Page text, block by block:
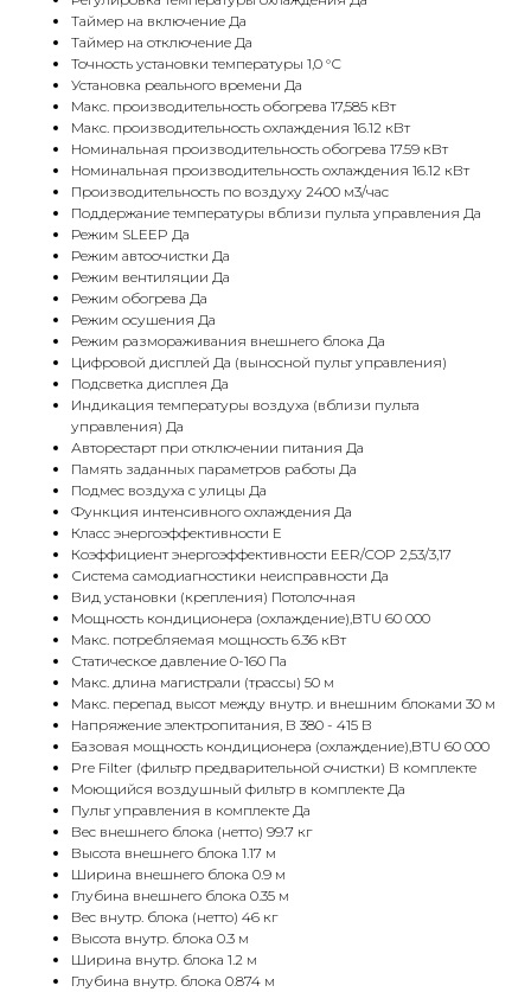
Таймер на включение Да
Таймер на отключение Да
Точность установки температуры 1,0 °С
Установка реального времени Да
Макс. производительность обогрева 17,585 кВт
Макс. производительность охлаждения 16.12 кВт
Номинальная производительность обогрева 17.59 кВт
Номинальная производительность охлаждения 16.12 кВт
Производительность по воздуху 2400 м3/час
Поддержание температуры вблизи пульта управления Да
Режим SLEEP Да
Режим автоочистки Да
Режим вентиляции Да
Режим обогрева Да
Режим осушения Да
Режим размораживания внешнего блока Да
Цифровой дисплей Да (выносной пульт управления)
Подсветка дисплея Да
Индикация температуры воздуха (вблизи пульта
управления) Да
Авторестарт при отключении питания Да
Память заданных параметров работы Да
Подмес воздуха с улицы Да
Функция интенсивного охлаждения Да
Класс энергоэффективности E
Коэффициент энергоэффективности EER/COP 2,53/3,17
Система самодиагностики неисправности Да
Вид установки (крепления) Потолочная
Мощность кондиционера (охлаждение),BTU 60 000
Макс. потребляемая мощность 6.36 кВт
Статическое давление 0-160 Па
Макс. длина магистрали (трассы) 50 м
Макс. перепад высот между внутр. и внешним блоками 30 м
Напряжение электропитания, В 380 - 415 В
Базовая мощность кондиционера (охлаждение),BTU 60 000
Pre Filter (фильтр предварительной очистки) В комплекте
Моющийся воздушный фильтр в комплекте Да
Пульт управления в комплекте Да
Вес внешнего блока (нетто) 99.7 кг
Высота внешнего блока 1.17 м
Ширина внешнего блока 0.9 м
Глубина внешнего блока 0.35 м
Вес внутр. блока (нетто) 46 кг
Высота внутр. блока 0.3 м
Ширина внутр. блока 1.2 м
Глубина внутр. блока 0.874 м